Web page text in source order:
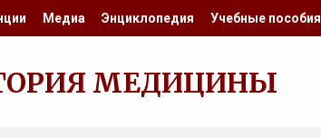
Медиа Энциклопедия Учебные пособия
МЕДИЦИНЫ